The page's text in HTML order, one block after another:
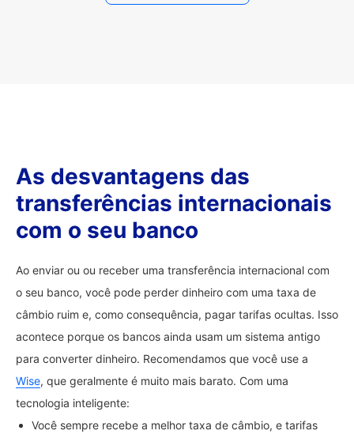
As desvantagens das
transferências internacionais
com o seu banco
Ao enviar ou ou receber uma transferência internacional com
o seu banco, você pode perder dinheiro com uma taxa de
câmbio ruim e, como consequência, pagar tarifas ocultas. Isso
acontece porque os bancos ainda usam um sistema antigo
para converter dinheiro. Recomendamos que você use a
Wise, que geralmente é muito mais barato. Com uma
tecnologia inteligente:
Você sempre recebe a melhor taxa de câmbio, e tarifas